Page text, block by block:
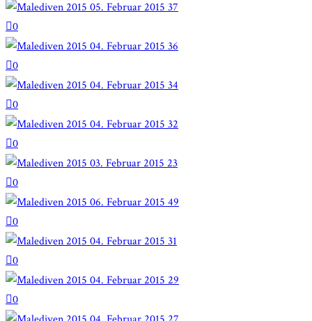
0
0
0
0
0
0
0
0